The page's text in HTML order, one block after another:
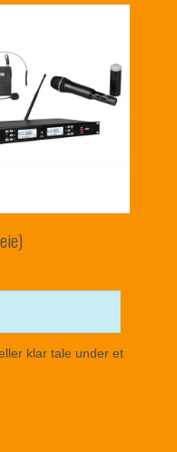
klar tale under et